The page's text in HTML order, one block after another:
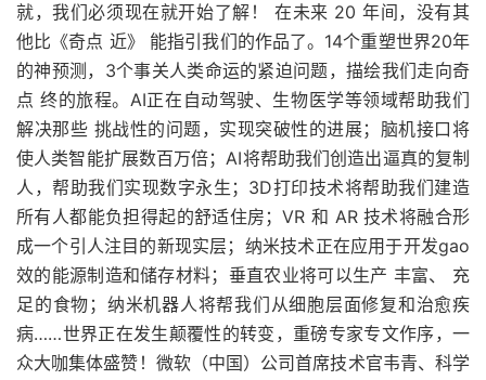
就，我们必须现在就开始了解！ 在未来 20 年间，没有其
他比《奇点 近》 能指引我们的作品了。14个重塑世界20年
的神预测，3个事关人类命运的紧迫问题，描绘我们走向奇
点 终的旅程。AI正在自动驾驶、生物医学等领域帮助我们
解决那些 挑战性的问题，实现突破性的进展；脑机接口将
使人类智能扩展数百万倍；AI将帮助我们创造出逼真的复制
人，帮助我们实现数字永生；3D打印技术将帮助我们建造
所有人都能负担得起的舒适住房；VR 和 AR 技术将融合形
成一个引人注目的新现实层；纳米技术正在应用于开发gao
效的能源制造和储存材料；垂直农业将可以生产 丰富、 充
足的食物；纳米机器人将帮我们从细胞层面修复和治愈疾
病……世界正在发生颠覆性的转变，重磅专家专文作序，一
众大咖集体盛赞！微软（中国）公司首席技术官韦青、科学